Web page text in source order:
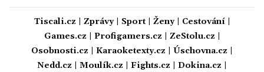
Tiscali.cz Zprávy| Sport| Ženy| Cestování|
Games.cz
Profigamers.cz ZeStolu.cz
Osobnosti.cz
Karaoketexty.cz Úschovna.cz
Nedd.cz
Moulík.cz Fights.cz Dokina.cz